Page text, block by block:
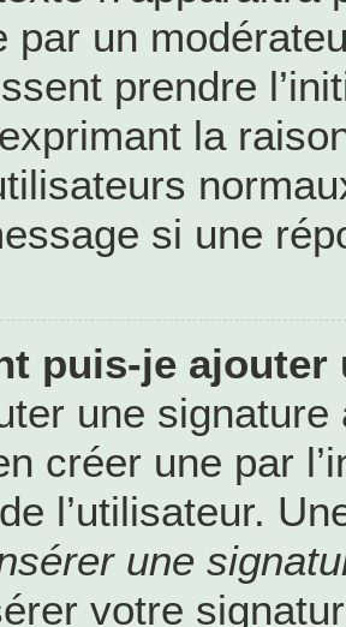
par un
prendre
la
si une
puis-je ajouter
une
créer une par
l’utilisateur.
une
votre